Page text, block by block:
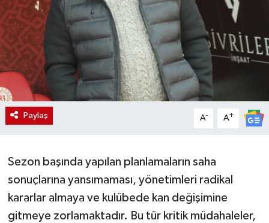
Paylaş A- A+
Sezon başında yapılan planlamaların saha
sonuçlarına yansımaması, yönetimleri radikal
kararlar almaya ve kulübede kan değişimine
gitmeye zorlamaktadır. Bu tür kritik müdahaleler,